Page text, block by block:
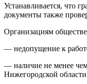
Устанавливается, что
документы также
Организациям
— недопущение к
— наличие не менее
Нижегородской